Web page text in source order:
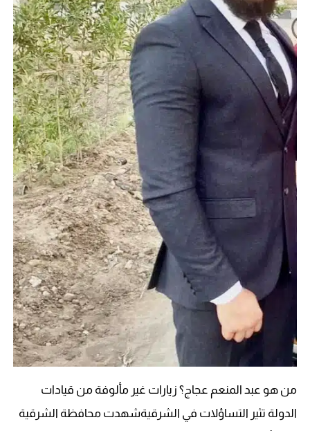
من هو عبد المنعم عجاج؟ زيارات غير مألوفة من قيادات
الدولة تثير التساؤلات في الشرقيةشهدت محافظة الشرقية